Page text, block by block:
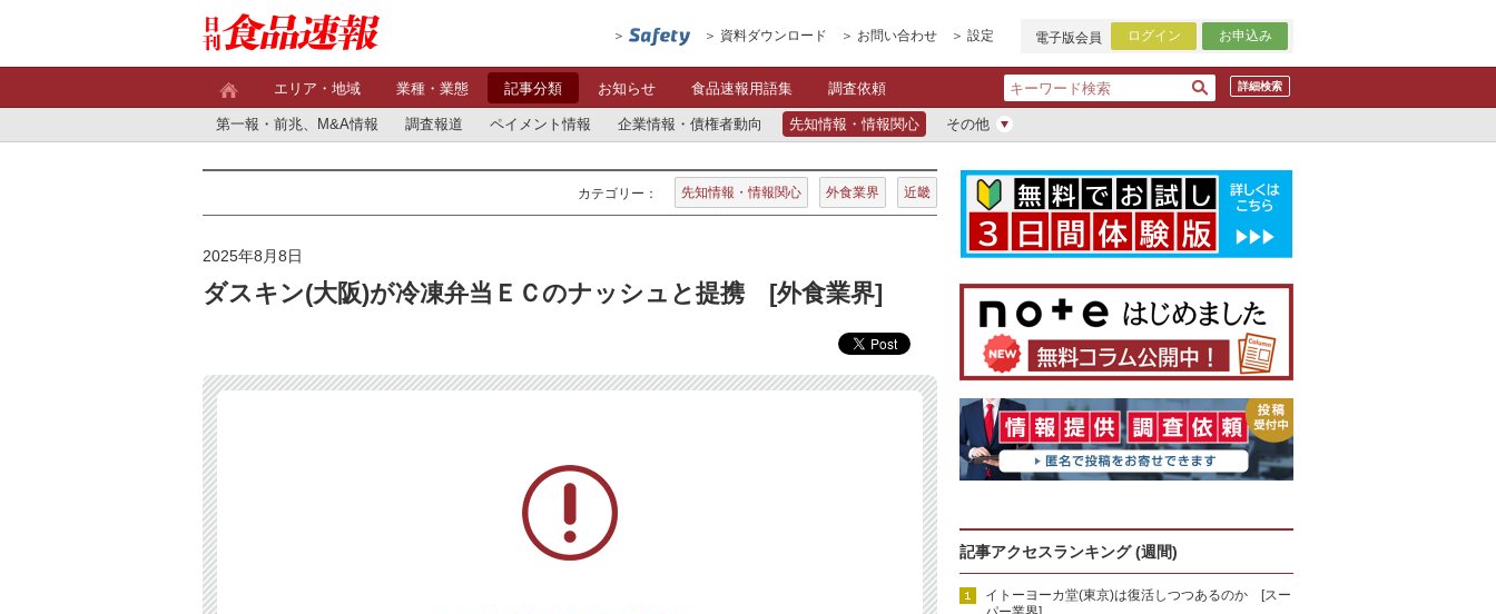
資料ダウンロード お問い合わせ 設定 電子版会員 ログイン お申込み
詳細検索
エリア・地域 業種・業態 記事分類 お知らせ 食品速報用語集 調査依頼
第一報・前兆、M&A情報 調査報道 ペイメント情報 企業情報・債権者動向 先知情報・情報関心 その他
カテゴリー： 先知情報・情報関心 外食業界 近畿
2025年8月8日
ダスキン(大阪)が冷凍弁当ＥＣのナッシュと提携 [外食業界]
記事アクセスランキング (週間)
イトーヨーカ堂(東京)は復活しつつあるのか [スー